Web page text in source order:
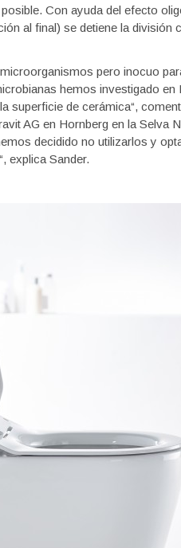
Con ayuda del efecto
al final) se detiene la división
pero inocuo
hemos investigado en
superficie de cerámica“,
AG en Hornberg en la Selva
decidido no utilizarlos y
explica Sander.